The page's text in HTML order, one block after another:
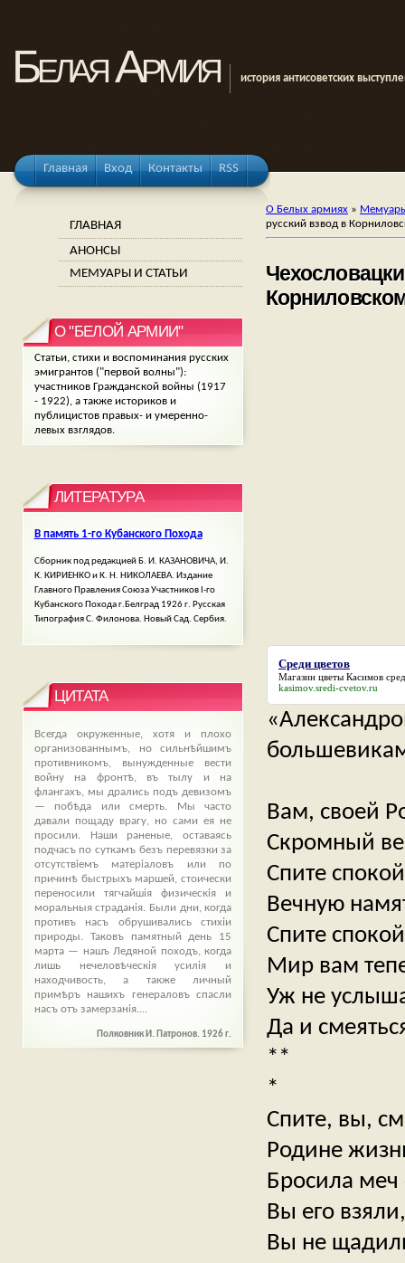
Белая Армия история антисоветских
Главная Вход Контакты RSS
О Белых армиях »
русский взвод в
Среди цветов
Магазин цветы Касимов
kasimov.sredi-cvetov.ru
Вам, своей
Скромный
Спите
Вечную
Спите
Мир вам
Уж не
Да и
**
*
Спите, вы,
Родине
Бросила меч
Вы его
Вы не
ГЛАВНАЯ
АНОНСЫ
МЕМУАРЫ И СТАТЬИ
О "БЕЛОЙ АРМИИ"
Статьи, стихи и воспоминания русских
эмигрантов ("первой волны"):
участников Гражданской войны (1917
- 1922), а также историков и
публицистов правых- и умеренно-
левых взглядов.
ЛИТЕРАТУРА
В память 1-го Кубанского Похода
Сборник под редакцией Б. И. КАЗАНОВИЧА, И.
К. КИРИЕНКО и К. Н. НИКОЛАЕВА. Издание
Главного Правления Союза Участников І-го
Кубанского Похода г.Белград 1926 г. Русская
Типография С. Филонова. Новый Сад. Сербия.
ЦИТАТА
Всегда окруженные, хотя и плохо
организованнымъ, но сильнѣйшимъ
противникомъ, вынужденные вести
войну на фронтѣ, въ тылу и на
флангахъ, мы дрались подъ девизомъ
— побѣда или смерть. Мы часто
давали пощаду врагу, но сами ея не
просили. Наши раненые, оставаясь
подчасъ по суткамъ безъ перевязки за
отсутствіемъ матеріаловъ или по
причинѣ быстрыхъ маршей, стоически
переносили тягчайшія физическія и
моральныя страданія. Были дни, когда
противъ насъ обрушивались стихіи
природы. Таковъ памятный день 15
марта — нашъ Ледяной походъ, когда
лишь нечеловѣческія усилія и
находчивость, а также личный
примѣръ нашихъ генераловъ спасли
насъ отъ замерзанія....
Полковник И. Патронов. 1926 г.